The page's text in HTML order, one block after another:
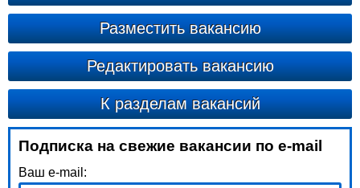
Разместить вакансию
Редактировать вакансию
К разделам вакансий
Подписка на свежие вакансии по e-mail
Ваш e-mail: